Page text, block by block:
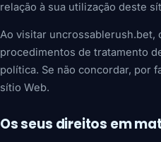
relação à sua utilização deste
Ao visitar uncrossablerush.bet,
procedimentos de tratamento
política. Se não concordar, por
sítio Web.
Os seus direitos em